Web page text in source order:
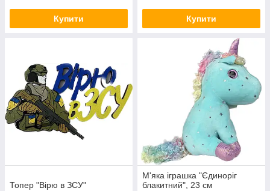
Купити Купити
Топер "Вірю в ЗСУ"
М'яка іграшка "Єдиноріг
блакитний", 23 см